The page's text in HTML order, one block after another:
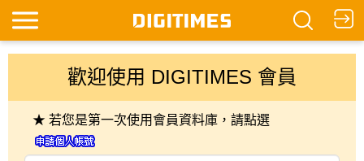
歡迎使用 DIGITIMES 會員
★ 若您是第一次使用會員資料庫，請點選